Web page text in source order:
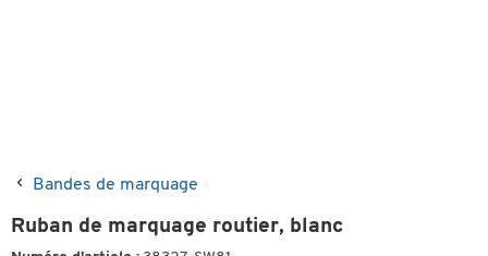
Bandes de marquage
Ruban de marquage routier, blanc